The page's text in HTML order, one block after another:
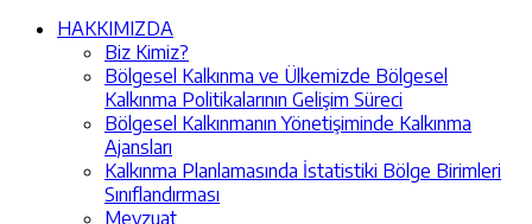
HAKKIMIZDA
Biz Kimiz?
Bölgesel Kalkınma ve Ülkemizde Bölgesel
Kalkınma Politikalarının Gelişim Süreci
Bölgesel Kalkınmanın Yönetişiminde Kalkınma
Ajansları
Kalkınma Planlamasında İstatistiki Bölge Birimleri
Sınıflandırması
Mevzuat